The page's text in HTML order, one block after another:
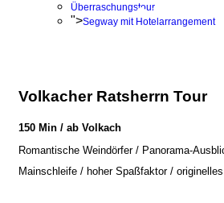
Überraschungstour
">Segway mit Hotelarrangement
Volkacher Ratsherrn Tour
150 Min / ab Volkach
Romantische Weindörfer / Panorama-
Mainschleife / hoher Spaßfaktor /